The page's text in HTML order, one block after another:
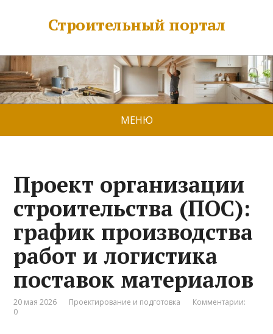
Строительный портал
МЕНЮ
Проект организации
строительства (ПОС):
график производства
работ и логистика
поставок материалов
20 мая 2026 Проектирование и подготовка
Комментарии:
0